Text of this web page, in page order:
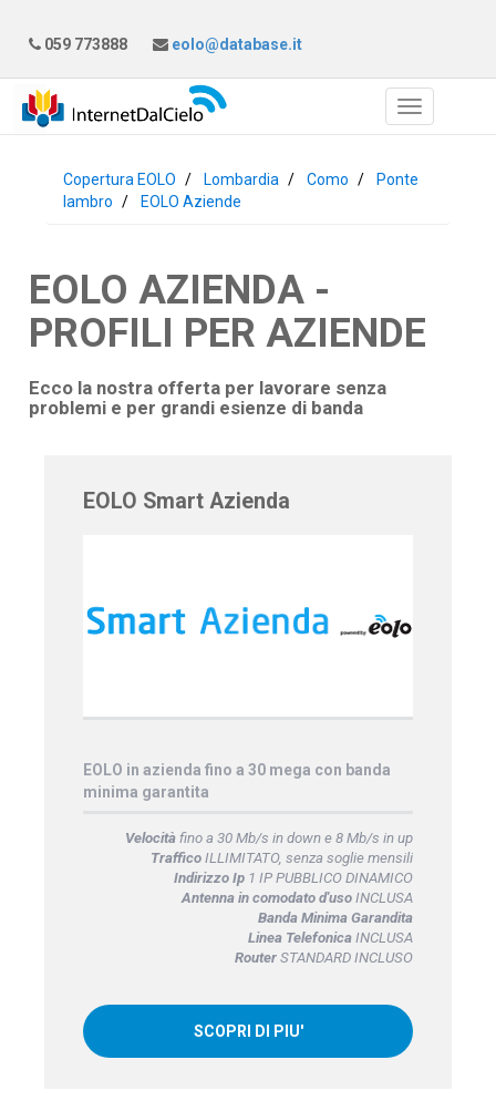
059 773888 eolo@database.it
Copertura EOLO Lombardia Como
Ponte
lambro
EOLO Aziende
EOLO AZIENDA -
PROFILI PER AZIENDE
Ecco la nostra offerta per lavorare senza
problemi e per grandi esienze di banda
EOLO Smart Azienda
EOLO in azienda fino a 30 mega con banda
minima garantita
Velocitàfino a 30 Mb/s in down e 8 Mb/s in up
TrafficoILLIMITATO, senza soglie mensili
Indirizzo Ip1 IP PUBBLICO DINAMICO
Antenna in comodato d'usoINCLUSA
Banda Minima Garandita
Linea TelefonicaINCLUSA
RouterSTANDARD INCLUSO
SCOPRI DI PIU'